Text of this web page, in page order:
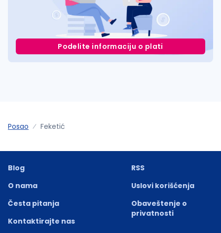
Podelite informaciju o plati
Posao Feketić
Blog
O nama
Česta pitanja
Kontaktirajte nas
RSS
Uslovi korišćenja
Obaveštenje o
privatnosti